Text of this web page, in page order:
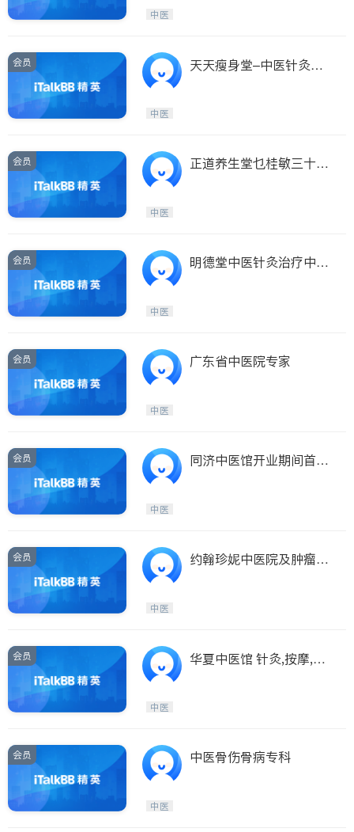
中医
会员
天天瘦身堂–中医针灸减
中医
会员
正道养生堂乜桂敏三十年
中医
会员
明德堂中医针灸治疗中心
中医
会员 广东省中医院专家
中医
会员
同济中医馆开业期间首次
中医
会员
约翰珍妮中医院及肿瘤中
中医
会员
华夏中医馆 针灸,按摩,踩
中医
会员 中医骨伤骨病专科
中医